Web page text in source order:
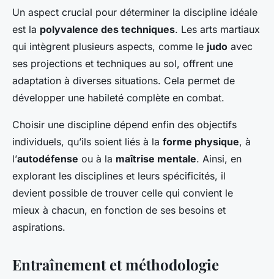
Un aspect crucial pour déterminer la discipline idéale
est la polyvalence des techniques. Les arts martiaux
qui intègrent plusieurs aspects, comme le judo avec
ses projections et techniques au sol, offrent une
adaptation à diverses situations. Cela permet de
développer une habileté complète en combat.
Choisir une discipline dépend enfin des objectifs
individuels, qu’ils soient liés à la forme physique, à
l’autodéfense ou à la maîtrise mentale. Ainsi, en
explorant les disciplines et leurs spécificités, il
devient possible de trouver celle qui convient le
mieux à chacun, en fonction de ses besoins et
aspirations.
Entraînement et méthodologie